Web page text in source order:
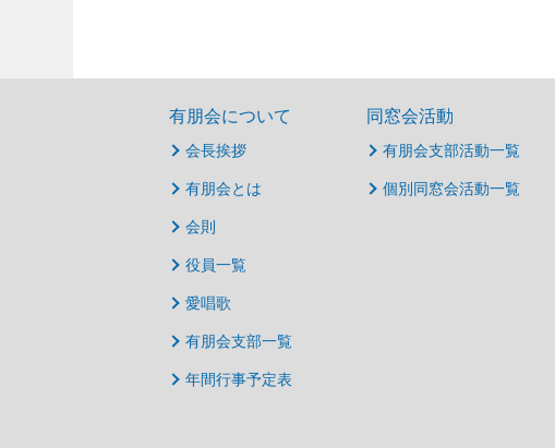
有朋会について
会長挨拶
有朋会とは
会則
役員一覧
愛唱歌
有朋会支部一覧
年間行事予定表
同窓会活動
有朋会支部活動一覧
個別同窓会活動一覧